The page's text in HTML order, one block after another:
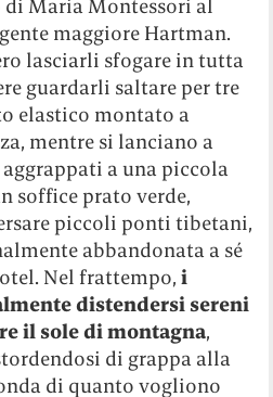
Maria Montessori al
maggiore Hartman.
lasciarli sfogare in tutta
guardarli saltare per tre
elastico montato a
mentre si lanciano a
a una piccola
soffice prato verde,
piccoli ponti tibetani,
abbandonata a sé
Nel frattempo,i
distendersi sereni
il sole di montagna,
di grappa alla
di quanto vogliono